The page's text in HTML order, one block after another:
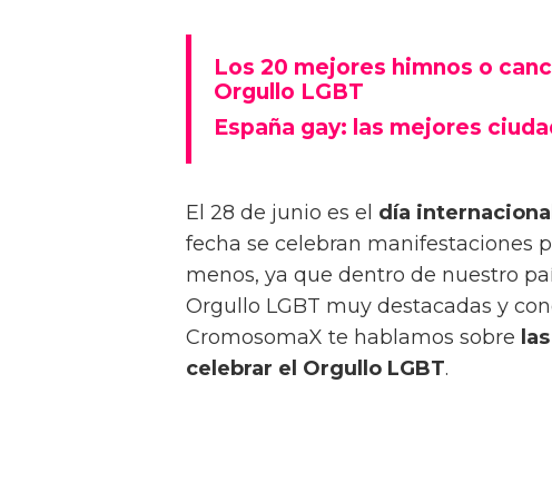
Los 20 mejores himnos o
Orgullo LGBT
España gay: las mejores
El 28 de junio es el día
fecha se celebran manifestaciones
menos, ya que dentro de nuestro
Orgullo LGBT muy destacadas y
CromosomaX te hablamos sobre
celebrar el Orgullo LGBT.